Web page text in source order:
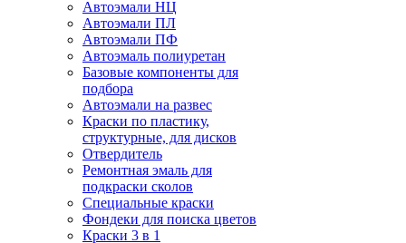
Автоэмали НЦ
Автоэмали ПЛ
Автоэмали ПФ
Автоэмаль полиуретан
Базовые компоненты для
подбора
Автоэмали на развес
Краски по пластику,
структурные, для дисков
Отвердитель
Ремонтная эмаль для
подкраски сколов
Специальные краски
Фондеки для поиска цветов
Краски 3 в 1